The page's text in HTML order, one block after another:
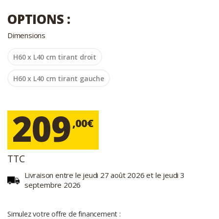
OPTIONS :
Dimensions
H60 x L40 cm tirant droit
H60 x L40 cm tirant gauche
209,00€
TTC
Livraison entre le jeudi 27 août 2026 et le jeudi 3
septembre 2026
Simulez votre offre de financement :